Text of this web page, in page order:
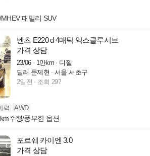
패밀리 SUV
벤츠 E220 d 4매틱 익스클루시브
가격 상담
23/06 1만km
디젤
딜러 문제현
서울 서초구
2일전
조회 297
력 AWD
주행/풍부한 옵션
포르쉐 카이엔 3.0
가격 상담